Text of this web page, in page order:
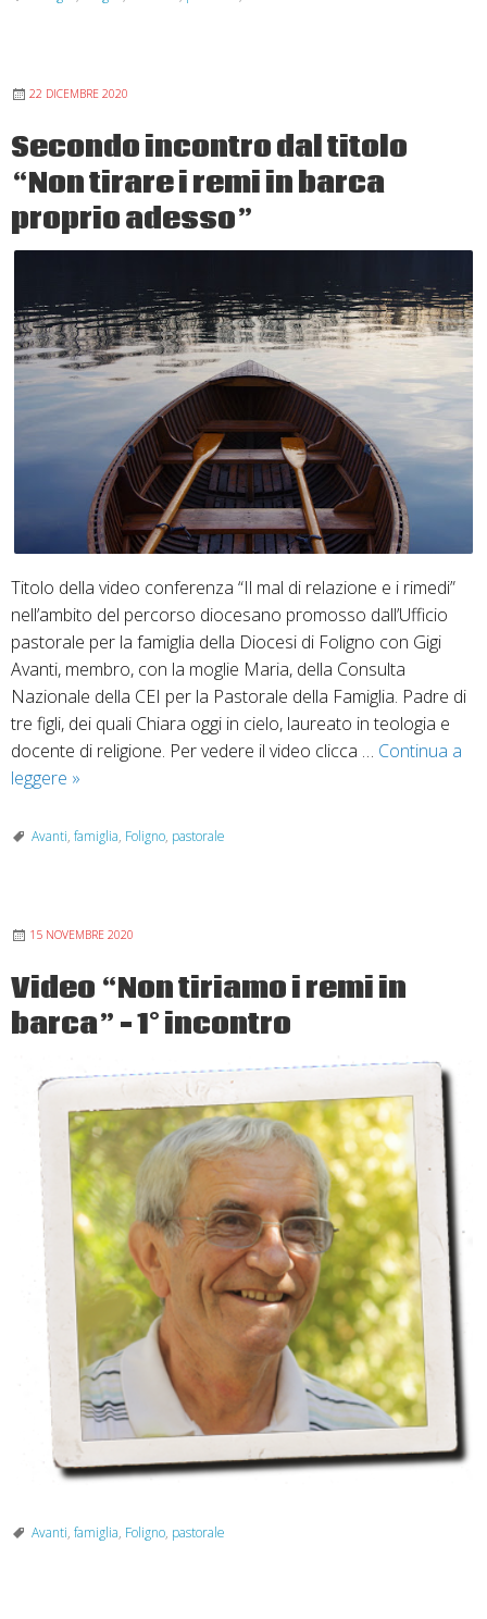
22 DICEMBRE 2020
Secondo incontro dal titolo
“Non tirare i remi in barca
proprio adesso”
Titolo della video conferenza “Il mal di relazione e i rimedi”
nell’ambito del percorso diocesano promosso dall’Ufficio
pastorale per la famiglia della Diocesi di Foligno con Gigi
Avanti, membro, con la moglie Maria, della Consulta
Nazionale della CEI per la Pastorale della Famiglia. Padre di
tre figli, dei quali Chiara oggi in cielo, laureato in teologia e
docente di religione. Per vedere il video clicca … Continua a
leggere Secondo
dal
i
in
barca
adesso”
»
Avanti, famiglia, Foligno, pastorale
15 NOVEMBRE 2020
Video “Non tiriamo i remi in
barca” – 1° incontro
Avanti, famiglia, Foligno, pastorale